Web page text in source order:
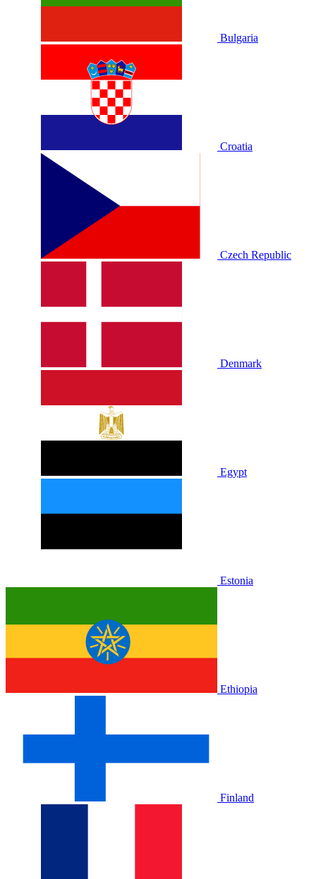
Bulgaria
Croatia
Czech Republic
Denmark
Egypt
Estonia
Ethiopia
Finland